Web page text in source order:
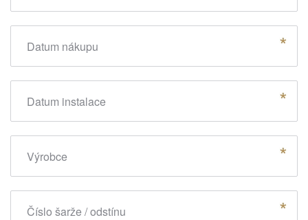
Datum nákupu
Datum instalace
Výrobce
Číslo šarže / odstínu